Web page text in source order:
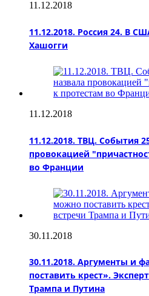
11.12.2018
11.12.2018. Россия 24. В
Хашогги
11.12.2018
11.12.2018. ТВЦ. События
провокацией
во Франции
30.11.2018
30.11.2018. Аргументы и
поставить крест».
Трампа и Путина